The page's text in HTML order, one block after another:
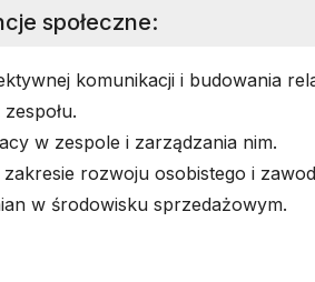
społeczne:
komunikacji i budowania
w zespole i zarządzania nim.
zakresie rozwoju osobistego i
w środowisku sprzedażowym.